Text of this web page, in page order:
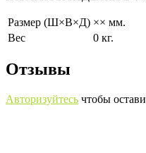
Размер (Ш×В×Д) ×× мм.
Вес
0 кг.
Отзывы
Авторизуйтесь чтобы